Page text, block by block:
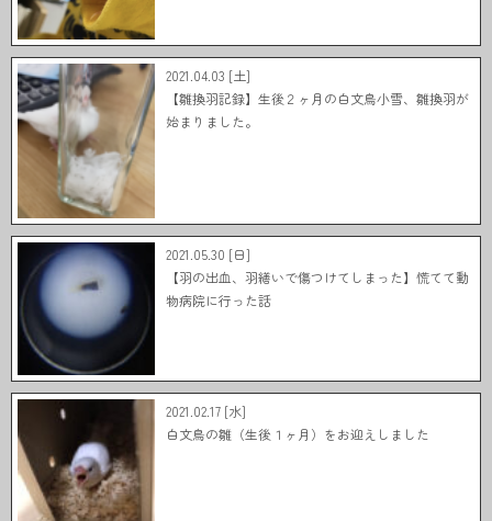
2021.04.03 [土]
【雛換羽記録】生後２ヶ月の白文鳥小雪、雛換羽が
始まりました。
2021.05.30 [日]
【羽の出血、羽繕いで傷つけてしまった】慌てて動
物病院に行った話
2021.02.17 [水]
白文鳥の雛（生後１ヶ月）をお迎えしました